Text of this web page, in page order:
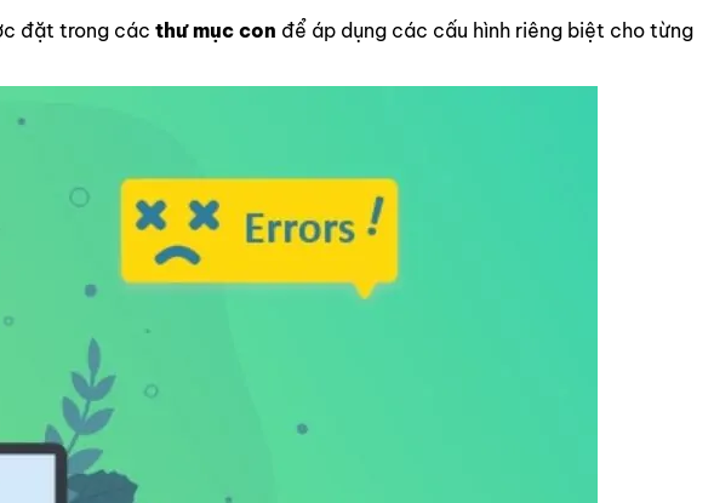
đặt trong các thư mục con để áp dụng các cấu hình riêng biệt cho từng